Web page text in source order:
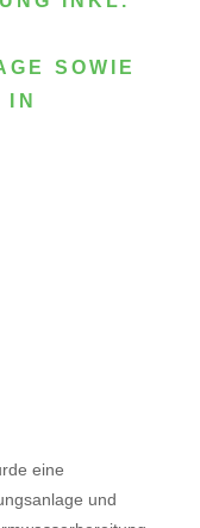
SOWIE
IN
eine
und